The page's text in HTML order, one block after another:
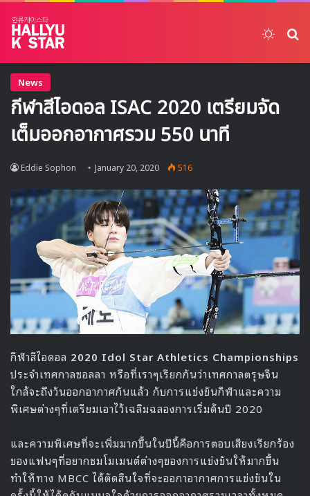
News
กีฬาสีไอดอล ISAC 2020 เตรียมจัด
เต็มออกอากาศรวม 550 นาที
Eddie Sophon January 20, 2020 516
กีฬาสีไอดอล 2020 Idol Star Athletics Championships
ประจำเทศกาลซอลลา หรือที่เราๆเรียกกันว่าเทศกาลตรุษจีน
ใกล้จะถึงวันออกอากาศกันแล้ว กับการแข่งขันกีฬาและความ
พิเศษต่างๆที่เตรียมเอาไว้เฉลิมฉลองการเริ่มต้นปี 2020
และความพิเศษที่จะเพิ่มมากขึ้นในปีนี้คือการตอบเสียงเรียกร้อง
ของแฟนๆที่อยากชมโมเมนต์ต่างๆของการแข่งขันให้มากขึ้น
ทำให้ทาง MBCC ได้ตัดสินใจที่จะออกาอากาศการแข่งขันใน